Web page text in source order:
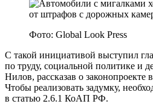
Фото: Global Look Press
С такой инициативой выступил
по труду, социальной политике и
Нилов, рассказав о законопроекте
Чтобы реализовать задумку,
в статью 2.6.1 КоАП РФ.